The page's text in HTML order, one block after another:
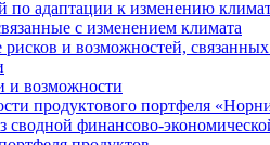
по адаптации к изменению
с изменением климата
и возможностей,
и возможности
продуктового портфеля
сводной финансово-